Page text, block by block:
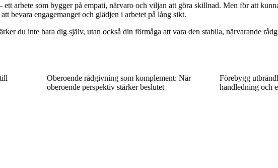
arbete som bygger på empati, närvaro och viljan att göra skillnad. Men för att
bevara engagemanget och glädjen i arbetet på lång sikt.
du inte bara dig själv, utan också din förmåga att vara den stabila, närvarande
Oberoende rådgivning som komplement: När
oberoende perspektiv stärker beslutet
Förebygg
handledning och